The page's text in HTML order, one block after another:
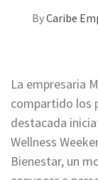
ByCaribe
La empresaria
compartido los
destacada
Wellness
Bienestar, un